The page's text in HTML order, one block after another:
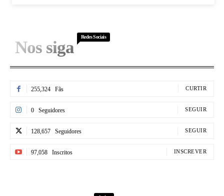
Nos siga
Redes Sociais
255,324 Fãs CURTIR
0 Seguidores SEGUIR
128,657 Seguidores SEGUIR
97,058 Inscritos INSCREVER